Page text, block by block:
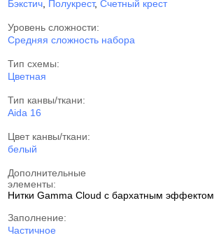
Бэкстич Полукрест,Счетный крест
Уровень сложности:
Средняя сложность набора
Тип схемы:
Цветная
Тип канвы/ткани:
Aida 16
Цвет канвы/ткани:
белый
Дополнительные
элементы:
Нитки Gamma Cloud с бархатным эффектом
Заполнение:
Частичное